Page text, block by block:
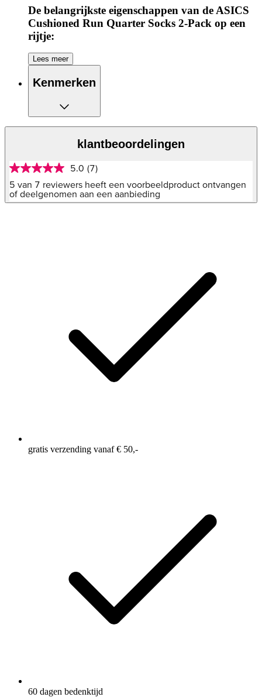
De belangrijkste eigenschappen van de ASICS
Cushioned Run Quarter Socks 2-Pack op een
rijtje:
Vocht- en zweetafvoerend
Optimale pasvorm voor de betreffende voet (L/R
pasvorm)
Lees meer
Kenmerken
klantbeoordelingen
5.0
van
5
sterren,
5.0 (7)
5 van 7 reviewers heeft een voorbeeldproduct ontvangen
of deelgenomen aan een aanbieding
gratis verzending vanaf € 50,-
60 dagen bedenktijd